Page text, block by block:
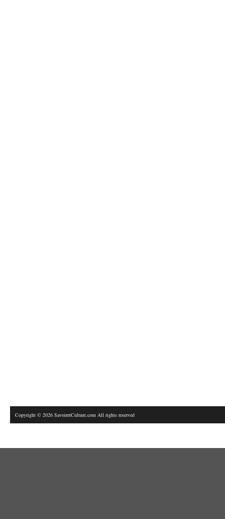
Copyright © 2026 SavoiretCulture.com All rights reserved